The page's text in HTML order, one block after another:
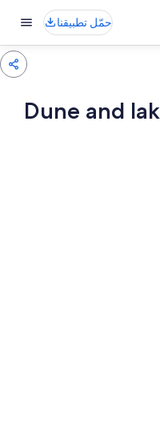
حمّل تطبيقنا
Dune and